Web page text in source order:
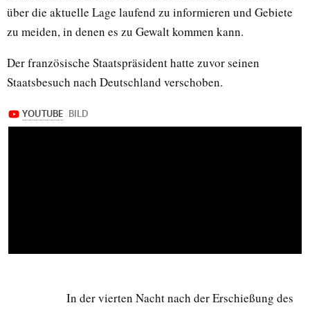
über die aktuelle Lage laufend zu informieren und Gebiete
zu meiden, in denen es zu Gewalt kommen kann.
Der französische Staatspräsident hatte zuvor seinen
Staatsbesuch nach Deutschland verschoben.
In der vierten Nacht nach der Erschießung des